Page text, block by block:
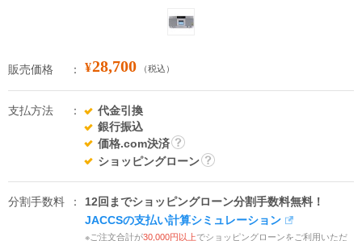
販売価格 ¥28,700 （税込）
支払方法
代金引換
銀行振込
価格.com決済
詳
ショッピングローン
分割手数料
12回までショッピングローン分割手数料無料！
JACCSの支払い計算シミュレーション
※ご注文合計が30,000円以上でショッピングローンをご利用いただ